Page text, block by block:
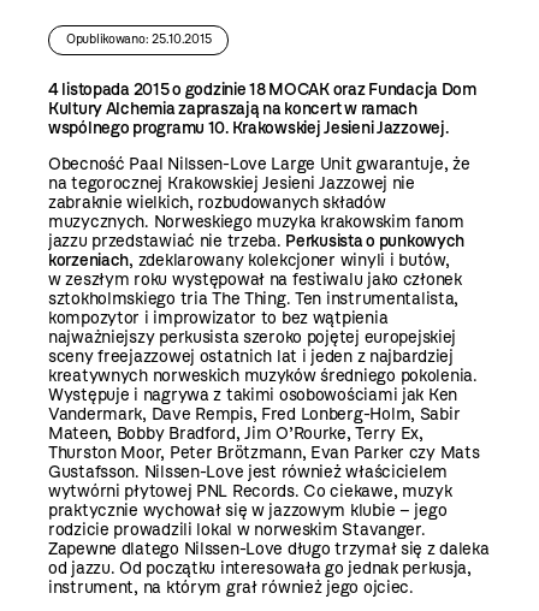
Opublikowano: 25.10.2015
4 listopada 2015 o godzinie 18 MOCAK oraz Fundacja Dom
Kultury Alchemia zapraszają na koncert w ramach
wspólnego programu 10. Krakowskiej Jesieni Jazzowej.
Obecność Paal Nilssen-Love Large Unit gwarantuje, że
na tegorocznej Krakowskiej Jesieni Jazzowej nie
zabraknie wielkich, rozbudowanych składów
muzycznych. Norweskiego muzyka krakowskim fanom
jazzu przedstawiać nie trzeba. Perkusista o punkowych
korzeniach, zdeklarowany kolekcjoner winyli i butów,
w zeszłym roku występował na festiwalu jako członek
sztokholmskiego tria The Thing. Ten instrumentalista,
kompozytor i improwizator to bez wątpienia
najważniejszy perkusista szeroko pojętej europejskiej
sceny freejazzowej ostatnich lat i jeden z najbardziej
kreatywnych norweskich muzyków średniego pokolenia.
Występuje i nagrywa z takimi osobowościami jak Ken
Vandermark, Dave Rempis, Fred Lonberg-Holm, Sabir
Mateen, Bobby Bradford, Jim O’Rourke, Terry Ex,
Thurston Moor, Peter Brötzmann, Evan Parker czy Mats
Gustafsson. Nilssen-Love jest również właścicielem
wytwórni płytowej PNL Records. Co ciekawe, muzyk
praktycznie wychował się w jazzowym klubie – jego
rodzicie prowadzili lokal w norweskim Stavanger.
Zapewne dlatego Nilssen-Love długo trzymał się z daleka
od jazzu. Od początku interesowała go jednak perkusja,
instrument, na którym grał również jego ojciec.